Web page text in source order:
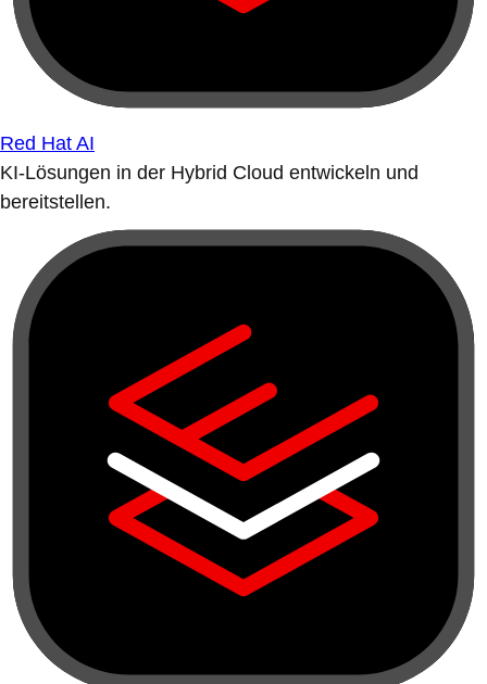
Red Hat AI
KI-Lösungen in der Hybrid Cloud entwickeln und
bereitstellen.